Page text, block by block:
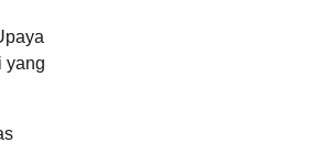
yang